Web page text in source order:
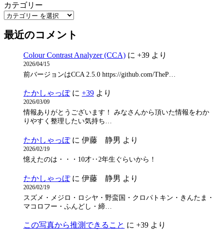
カテゴリー
最近のコメント
Colour Contrast Analyzer (CCA) に +39 より
2026/04/15
前バージョンはCCA 2.5.0 https://github.com/TheP…
たかしゃっぽに +39 より
2026/03/09
情報ありがとうございます！ みなさんから頂いた情報をわか
りやすく整理したい気持ち…
たかしゃっぽに 伊藤 静男 より
2026/02/19
憶えたのは・・・10才‥2年生ぐらいから！
たかしゃっぽに 伊藤 静男 より
2026/02/19
スズメ・メジロ・ロシヤ・野蛮国・クロパトキン・きんたま・
マコロフー・ふんどし・締…
この写真から推測できること に +39 より